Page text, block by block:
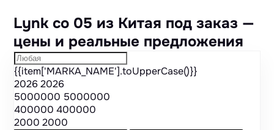
Lynk co 05 из Китая под заказ —
цены и реальные предложения
{{item['MARKA_NAME'].toUpperCase()}}
20262026
5000000 5000000
400000400000
20002000